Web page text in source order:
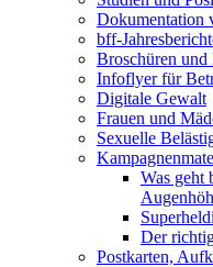
Dokumentation
bff-
Broschüren und
Infoflyer für
Digitale Gewalt
Frauen und
Sexuelle
Was geht
Der
Postkarten,